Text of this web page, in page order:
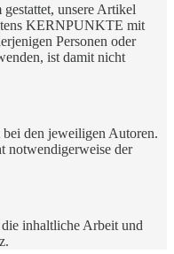
unsere Artikel
KERNPUNKTE mit
Personen oder
ist damit nicht
den jeweiligen Autoren.
notwendigerweise der
inhaltliche Arbeit und